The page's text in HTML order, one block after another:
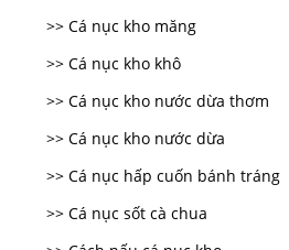
>> Cá nục kho măng
>> Cá nục kho khô
>> Cá nục kho nước dừa thơm
>> Cá nục kho nước dừa
>> Cá nục hấp cuốn bánh tráng
>> Cá nục sốt cà chua